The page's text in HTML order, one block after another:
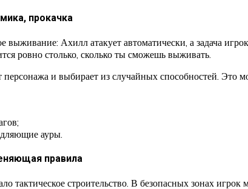
прокачка
выживание: Ахилл атакует автоматически, а задача
ровно столько, сколько ты сможешь выживать.
персонажа и выбирает из случайных способностей. Это
ауры.
правила
тактическое строительство. В безопасных зонах